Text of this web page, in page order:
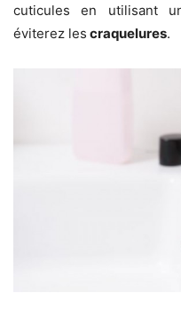
cuticules en utilisant
éviterez les craquelures.